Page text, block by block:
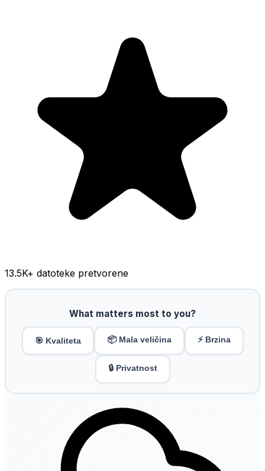
13.5K+ datoteke pretvorene
What matters most to you?
🎯 Kvaliteta 📦 Mala veličina ⚡ Brzina
🔒 Privatnost